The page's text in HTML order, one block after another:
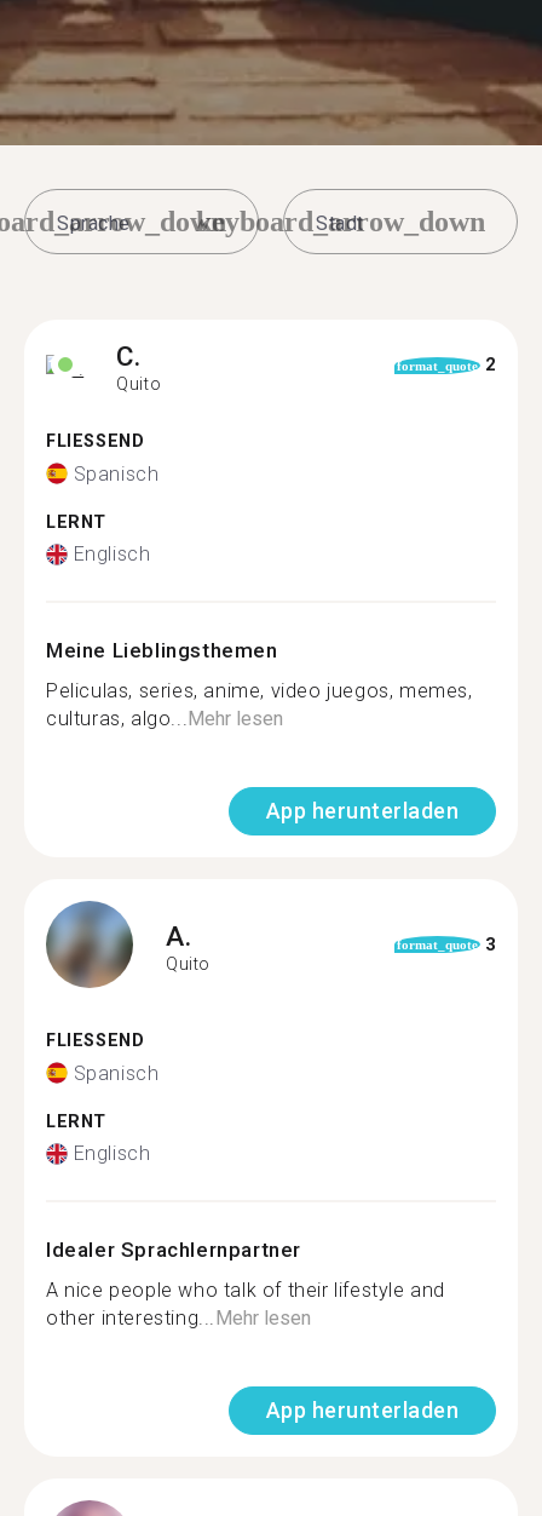
keyboard_arrow_down
C.
Quito
format_quote 2
FLIESSEND
Spanisch
LERNT
Englisch
Meine Lieblingsthemen
Peliculas, series, anime, video juegos, memes,
culturas, algo...Mehr lesen
App herunterladen
A.
Quito
format_quote 3
FLIESSEND
Spanisch
LERNT
Englisch
Idealer Sprachlernpartner
A nice people who talk of their lifestyle and
other interesting...Mehr lesen
App herunterladen